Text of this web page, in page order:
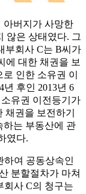
아버지가 사망한
않은 상태였다. 그
부회사 C는 B씨가
에 대한 채권을 보
인한 소유권 이
후인 2013년 6
유권 이전등기가
권을 보전하기
하는 부동산에 관
였다.
하여 공동상속인
분할절차가 마쳐
회사 C의 청구는